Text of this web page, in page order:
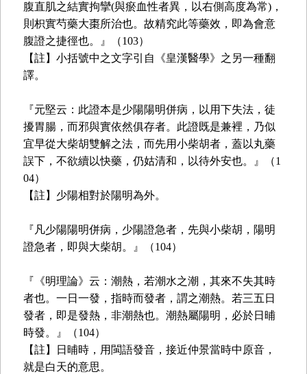
腹直肌之結實拘攣(與瘀血性者異，以右側高度為常)，
則枳實芍藥大棗所治也。故精究此等藥效，即為會意
腹證之捷徑也。』（103）
【註】小括號中之文字引自《皇漢醫學》之另一種翻
譯。
『元堅云：此證本是少陽陽明併病，以用下失法，徒
擾胃腸，而邪與實依然俱存者。此證既是兼裡，乃似
宜早從大柴胡雙解之法，而先用小柴胡者，蓋以丸藥
誤下，不欲續以快藥，仍姑清和，以待外安也。』（1
04）
【註】少陽相對於陽明為外。
『凡少陽陽明併病，少陽證急者，先與小柴胡，陽明
證急者，即與大柴胡。』（104）
『《明理論》云：潮熱，若潮水之潮，其來不失其時
者也。一日一發，指時而發者，謂之潮熱。若三五日
發者，即是發熱，非潮熱也。潮熱屬陽明，必於日晡
時發。』（104）
【註】日晡時，用閩語發音，接近仲景當時中原音，
就是白天的意思。